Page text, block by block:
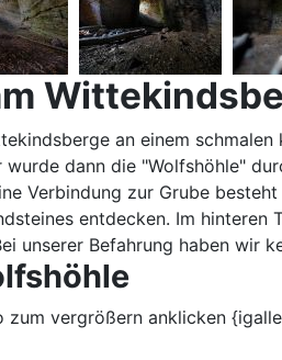
an einem
dann die "Wolfshöhle"
Verbindung zur Grube
entdecken. Im
unserer Befahrung haben wir
zum vergrößern anklicken